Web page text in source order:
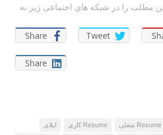
مطلب را در شبکه های اجتماعی زیر به
Share
Tweet
Share
Resume شغلی Resume کاری اپلای